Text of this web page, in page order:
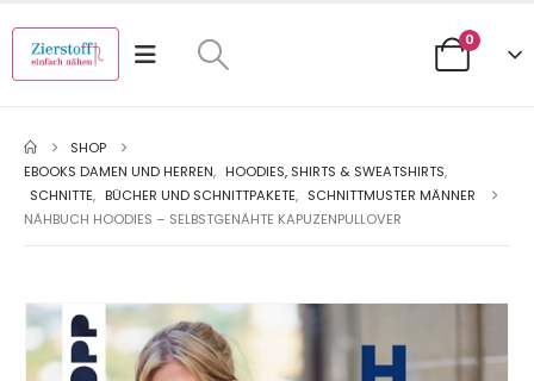
0
SHOP
EBOOKS DAMEN UND HERREN, HOODIES, SHIRTS & SWEATSHIRTS,
SCHNITTE, BÜCHER UND SCHNITTPAKETE, SCHNITTMUSTER MÄNNER
NÄHBUCH HOODIES – SELBSTGENÄHTE KAPUZENPULLOVER